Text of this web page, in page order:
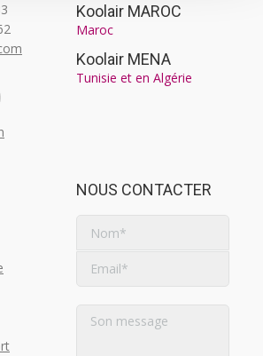
Koolair MAROC
Maroc
Koolair MENA
Tunisie et en Algérie
NOUS CONTACTER